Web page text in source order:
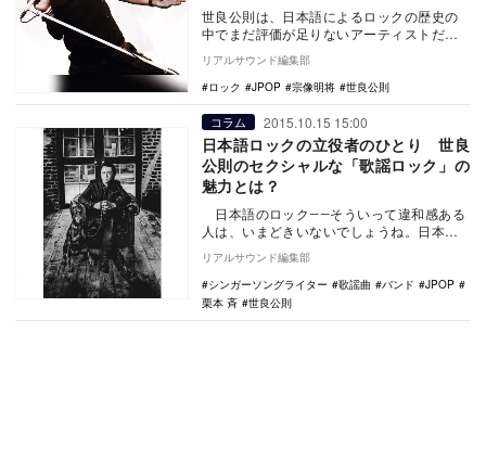
世良公則は、日本語によるロックの歴史の
中でまだ評価が足りないアーティストだ。
今回リリースされたデビュー40周年記念ス
ペシャルアル…
リアルサウンド編集部
ロック
JPOP 宗像明将 世良公則
コラム 2015.10.15 15:00
日本語ロックの立役者のひとり 世良
公則のセクシャルな「歌謡ロック」の
魅力とは？
日本語のロック――そういって違和感ある
人は、いまどきいないでしょうね。日本語
で歌ってもロックはロック。これはすっか
り当たり…
リアルサウンド編集部
シンガーソングライター
歌謡曲 バンド
JPOP
栗本 斉
世良公則